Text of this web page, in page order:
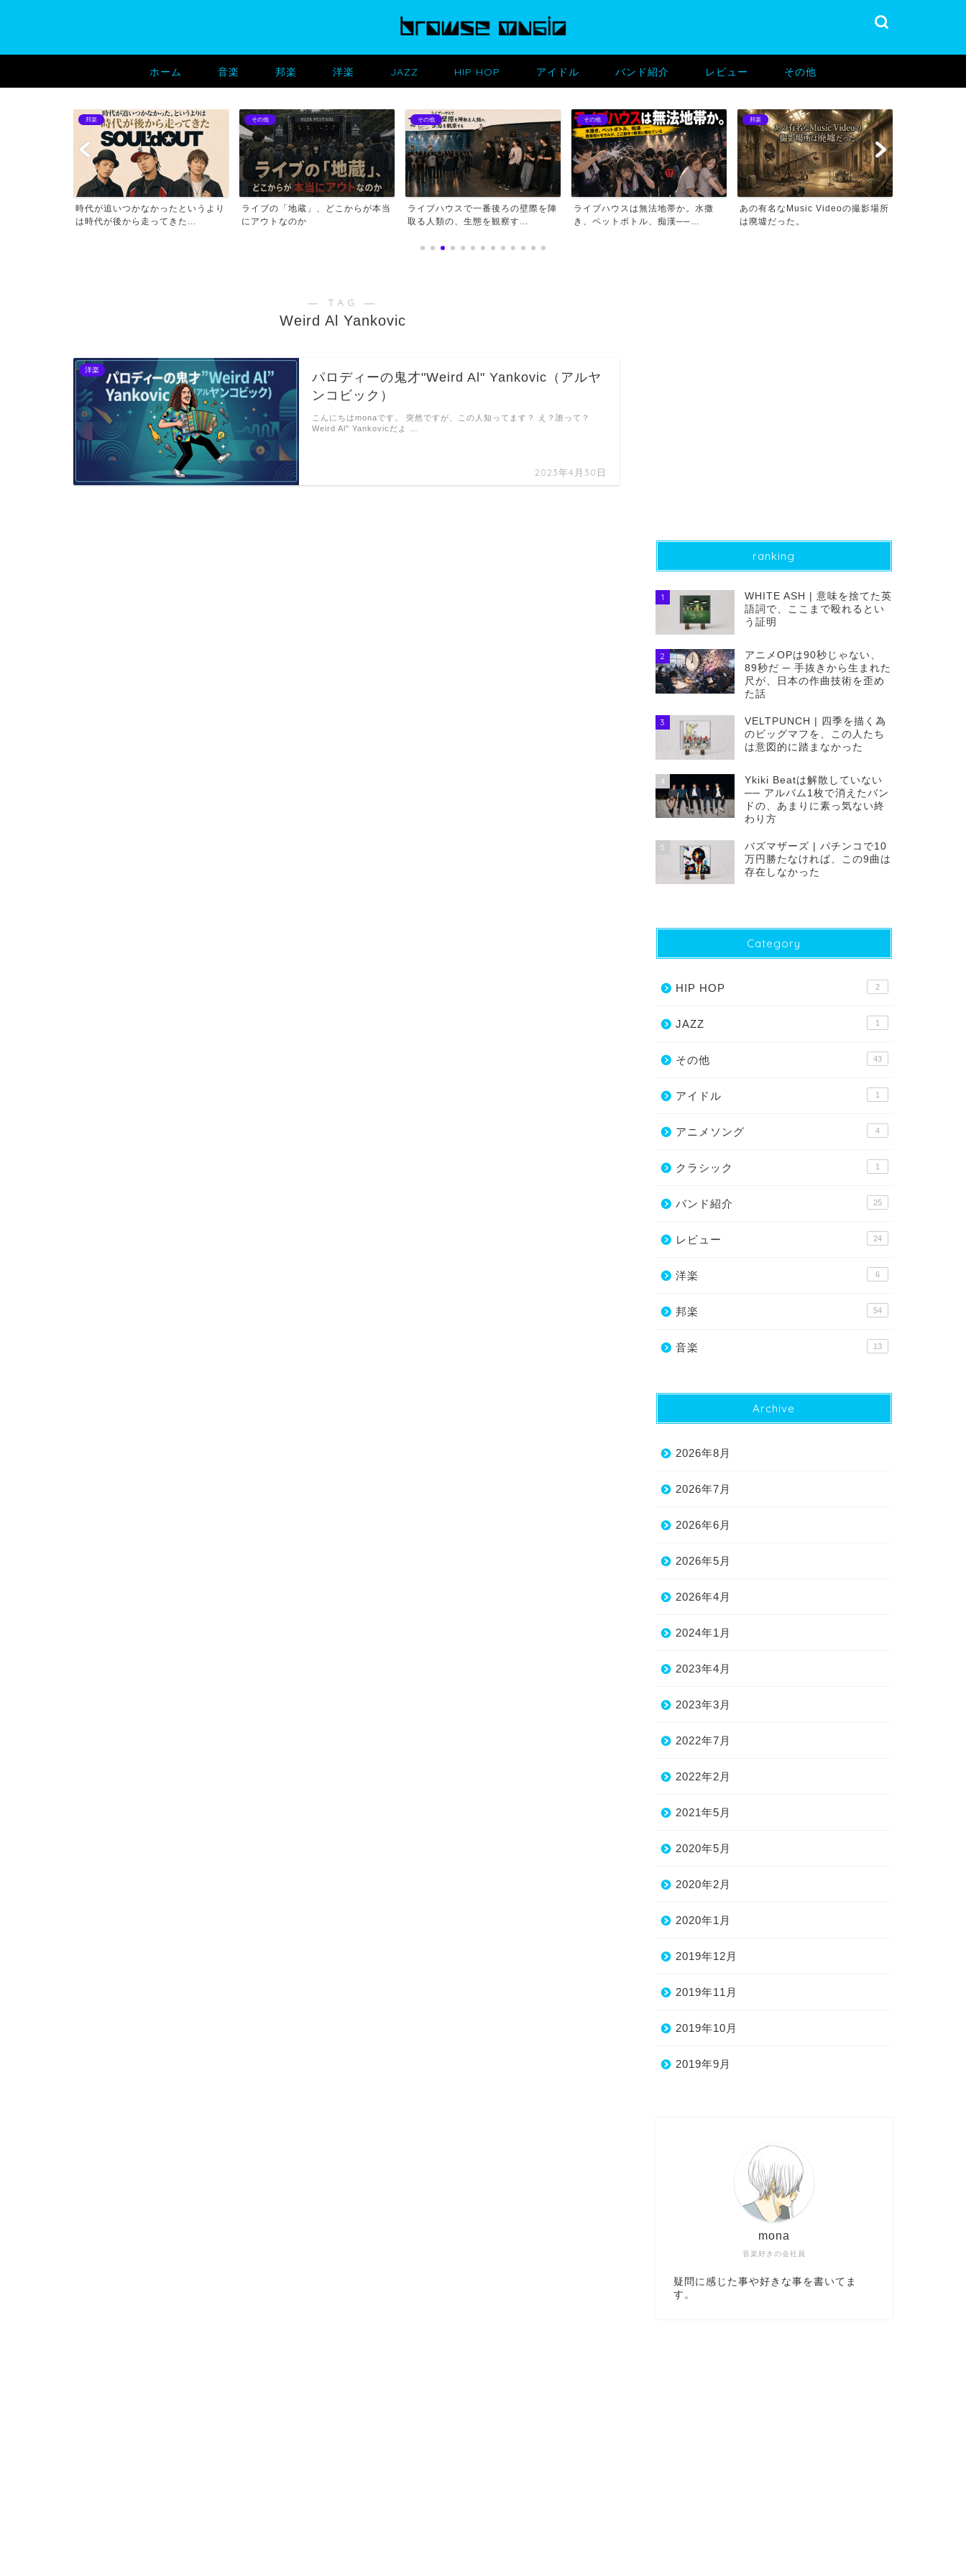
ホーム 音楽 邦楽 洋楽 JAZZ HIP HOP アイドル バンド紹介 レビュー その他
邦楽
時代が追いつかなかったというより
は時代が後から走ってきた...
その他
ライブの「地蔵」、どこからが本当
にアウトなのか
その他
ライブハウスで一番後ろの壁際を陣
取る人類の、生態を観察す...
その他
ライブハウスは無法地帯か。水撒
き、ペットボトル、痴漢──...
邦楽
あの有名なMusic Videoの撮影場所
は廃墟だった。
― TAG ―
Weird Al Yankovic
洋楽
パロディーの鬼才"Weird Al" Yankovic（アルヤ
ンコビック）
2023年4月30日
こんにちはmonaです。 突然ですが、この人知ってます？ え？誰って？
Weird Al" Yankovicだよ …
ranking
1
WHITE ASH | 意味を捨てた英
語詞で、ここまで殴れるとい
う証明
2
アニメOPは90秒じゃない、
89秒だ ─ 手抜きから生まれた
尺が、日本の作曲技術を歪め
た話
3
VELTPUNCH | 四季を描く為
のビッグマフを、この人たち
は意図的に踏まなかった
4
Ykiki Beatは解散していない
── アルバム1枚で消えたバン
ドの、あまりに素っ気ない終
わり方
5
バズマザーズ | パチンコで10
万円勝たなければ、この9曲は
存在しなかった
Category
HIP HOP 2
JAZZ 1
その他 43
アイドル 1
アニメソング 4
クラシック 1
バンド紹介 25
レビュー 24
洋楽 6
邦楽 54
音楽 13
Archive
2026年8月
2026年7月
2026年6月
2026年5月
2026年4月
2024年1月
2023年4月
2023年3月
2022年7月
2022年2月
2021年5月
2020年5月
2020年2月
2020年1月
2019年12月
2019年11月
2019年10月
2019年9月
音楽好きの会社員
mona
疑問に感じた事や好きな事を書いてま
す。